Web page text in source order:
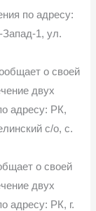
по адресу:
Запад-1, ул.
о своей
двух
адресу: РК,
с/о, с.
о своей
двух
адресу: РК, г.